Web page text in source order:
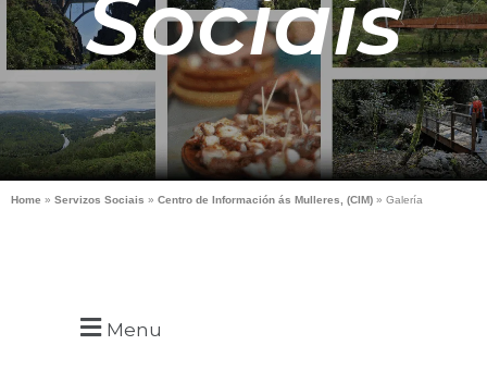
Sociais
Home » Servizos Sociais » Centro de Información ás Mulleres, (CIM) » Galería
Menu